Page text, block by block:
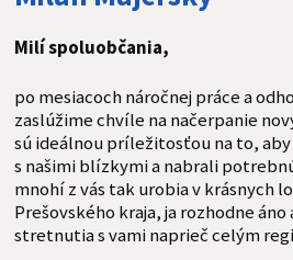
Milí spoluobčania,
po mesiacoch náročnej práce a
zaslúžime chvíle na načerpanie
sú ideálnou príležitosťou na to,
s našimi blízkymi a nabrali
mnohí z vás tak urobia v krásnych
Prešovského kraja, ja rozhodne
stretnutia s vami naprieč celým